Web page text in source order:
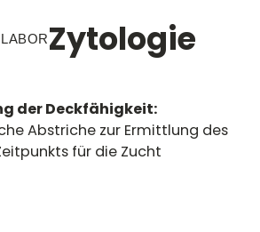
Zytologie
der Deckfähigkeit:
Abstriche zur Ermittlung des
für die Zucht